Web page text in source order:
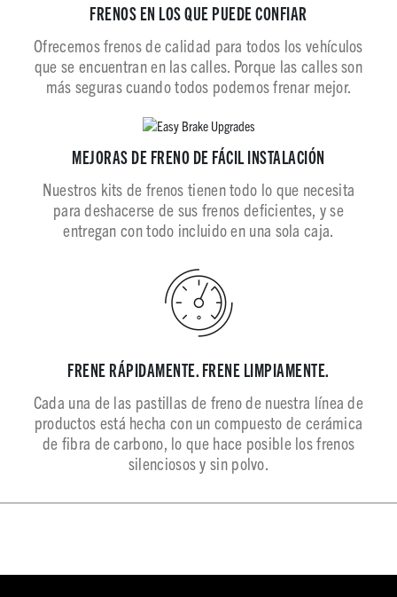
FRENOS EN LOS QUE PUEDE CONFIAR
Ofrecemos frenos de calidad para todos los vehículos
que se encuentran en las calles. Porque las calles son
más seguras cuando todos podemos frenar mejor.
MEJORAS DE FRENO DE FÁCIL INSTALACIÓN
Nuestros kits de frenos tienen todo lo que necesita
para deshacerse de sus frenos deficientes, y se
entregan con todo incluido en una sola caja.
FRENE RÁPIDAMENTE. FRENE LIMPIAMENTE.
Cada una de las pastillas de freno de nuestra línea de
productos está hecha con un compuesto de cerámica
de fibra de carbono, lo que hace posible los frenos
silenciosos y sin polvo.